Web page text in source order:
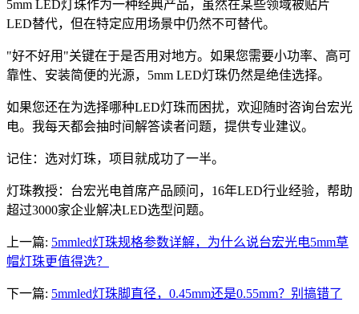
5mm LED灯珠作为一种经典产品，虽然在某些领域被贴片
LED替代，但在特定应用场景中仍然不可替代。
"好不好用"关键在于是否用对地方。如果您需要小功率、高可
靠性、安装简便的光源，5mm LED灯珠仍然是绝佳选择。
如果您还在为选择哪种LED灯珠而困扰，欢迎随时咨询台宏光
电。我每天都会抽时间解答读者问题，提供专业建议。
记住：选对灯珠，项目就成功了一半。
灯珠教授：台宏光电首席产品顾问，16年LED行业经验，帮助
超过3000家企业解决LED选型问题。
上一篇: 5mmled灯珠规格参数详解，为什么说台宏光电5mm草
帽灯珠更值得选？
下一篇: 5mmled灯珠脚直径，0.45mm还是0.55mm？别搞错了